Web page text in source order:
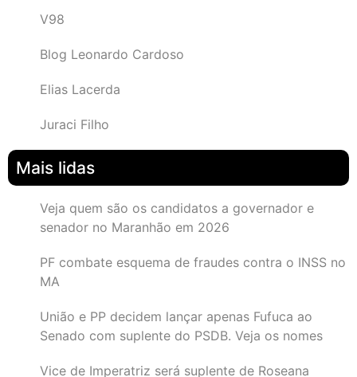
V98
Blog Leonardo Cardoso
Elias Lacerda
Juraci Filho
Mais lidas
Veja quem são os candidatos a governador e
senador no Maranhão em 2026
PF combate esquema de fraudes contra o INSS no
MA
União e PP decidem lançar apenas Fufuca ao
Senado com suplente do PSDB. Veja os nomes
Vice de Imperatriz será suplente de Roseana